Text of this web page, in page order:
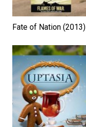
Fate of Nation (2013)